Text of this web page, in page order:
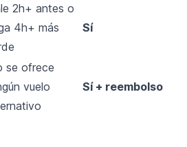
2h+ antes o
4h+ más
Sí
se ofrece
vuelo
Sí + reembolso